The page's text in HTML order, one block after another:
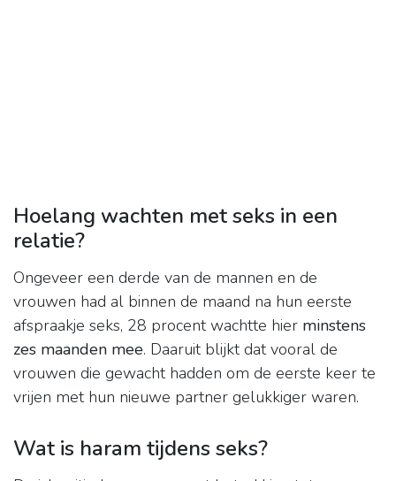
Hoelang wachten met seks in een
relatie?
Ongeveer een derde van de mannen en de
vrouwen had al binnen de maand na hun eerste
afspraakje seks, 28 procent wachtte hier minstens
zes maanden mee. Daaruit blijkt dat vooral de
vrouwen die gewacht hadden om de eerste keer te
vrijen met hun nieuwe partner gelukkiger waren.
Wat is haram tijdens seks?